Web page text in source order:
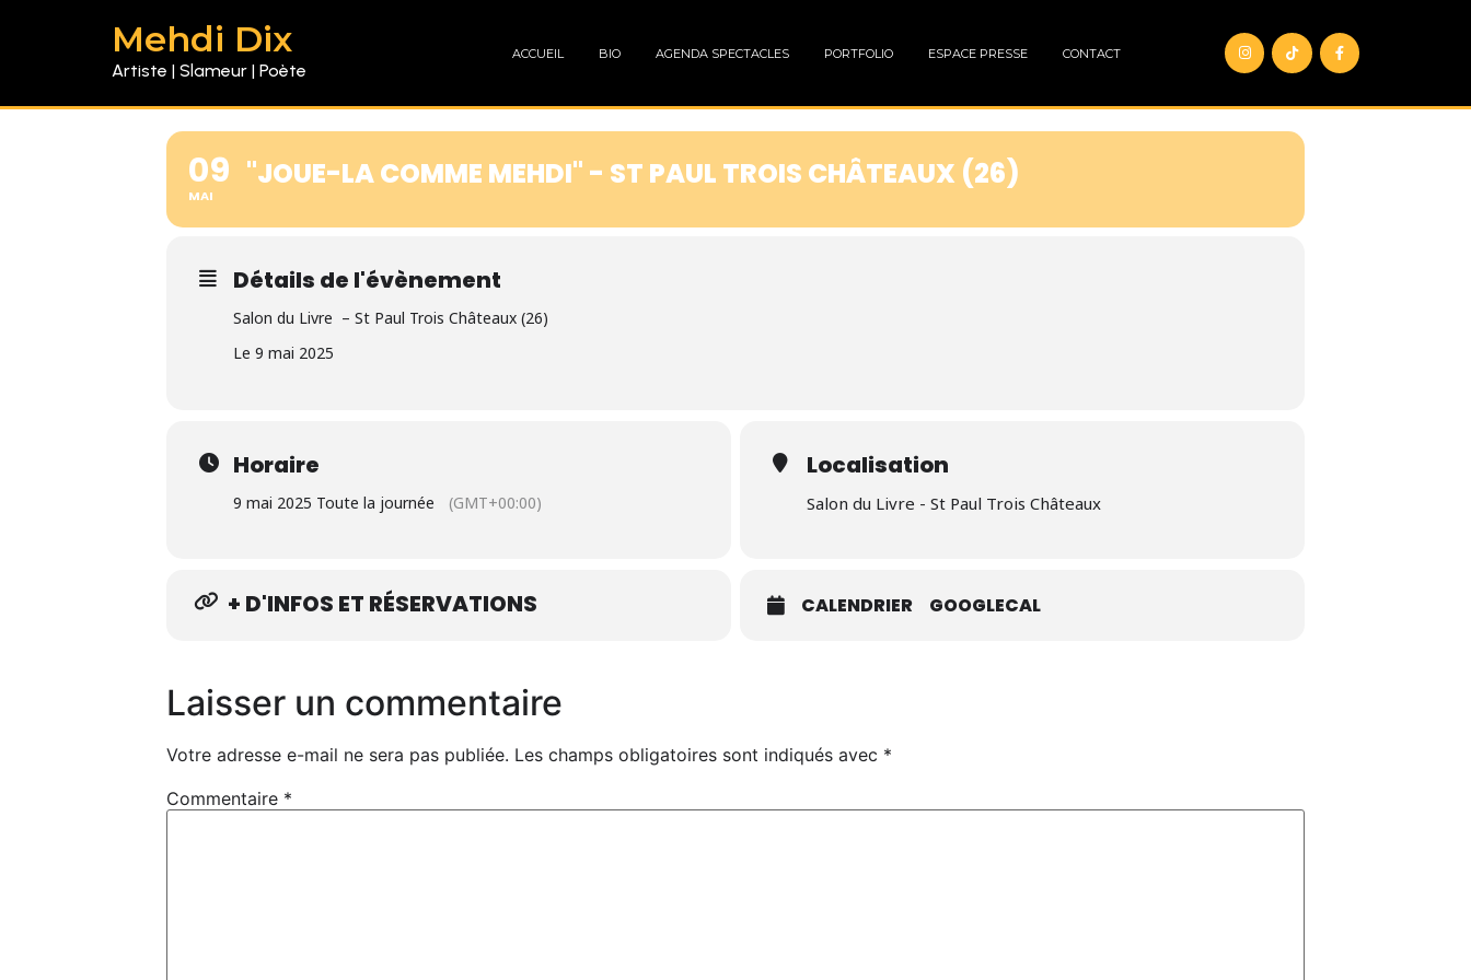
Mehdi Dix
Artiste | Slameur | Poète
ACCUEIL BIO AGENDA SPECTACLES PORTFOLIO ESPACE PRESSE CONTACT
09
MAI
"JOUE-LA COMME MEHDI" - ST PAUL TROIS CHÂTEAUX (26)
Détails de l'évènement
Salon du Livre – St Paul Trois Châteaux (26)
Le 9 mai 2025
Horaire
9 mai 2025 Toute la journée (GMT+00:00)
Localisation
Salon du Livre - St Paul Trois Châteaux
+ D'INFOS ET RÉSERVATIONS CALENDRIER GOOGLECAL
Laisser un commentaire
Votre adresse e-mail ne sera pas publiée. Les champs obligatoires sont indiqués avec *
Commentaire *